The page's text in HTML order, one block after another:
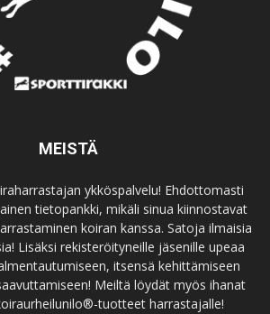
MEISTÄ
ykköspalvelu! Ehdottomasti
tietopankki, mikäli sinua kiinnostavat
koiran kanssa. Satoja ilmaisia
Lisäksi rekisteröityneille jäsenille upeaa
itsensä kehittämiseen
Meiltä löydät myös ihanat
tuotteet harrastajalle!